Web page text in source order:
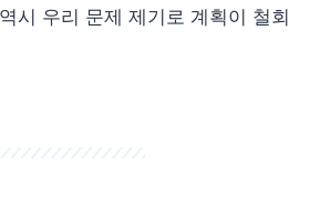
시 우리 문제 제기로 계획이 철회